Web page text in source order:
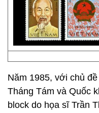
Năm 1985, với chủ
Tháng Tám và Quốc
block do họa sĩ Trần